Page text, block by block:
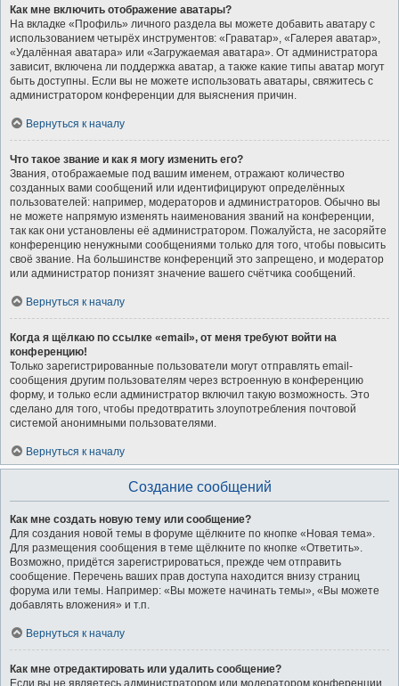
Как мне включить отображение аватары?
На вкладке «Профиль» личного раздела вы можете добавить аватару с
использованием четырёх инструментов: «Граватар», «Галерея аватар»,
«Удалённая аватара» или «Загружаемая аватара». От администратора
зависит, включена ли поддержка аватар, а также какие типы аватар могут
быть доступны. Если вы не можете использовать аватары, свяжитесь с
администратором конференции для выяснения причин.
Вернуться к началу
Что такое звание и как я могу изменить его?
Звания, отображаемые под вашим именем, отражают количество
созданных вами сообщений или идентифицируют определённых
пользователей: например, модераторов и администраторов. Обычно вы
не можете напрямую изменять наименования званий на конференции,
так как они установлены её администратором. Пожалуйста, не засоряйте
конференцию ненужными сообщениями только для того, чтобы повысить
своё звание. На большинстве конференций это запрещено, и модератор
или администратор понизят значение вашего счётчика сообщений.
Вернуться к началу
Когда я щёлкаю по ссылке «email», от меня требуют войти на
конференцию!
Только зарегистрированные пользователи могут отправлять email-
сообщения другим пользователям через встроенную в конференцию
форму, и только если администратор включил такую возможность. Это
сделано для того, чтобы предотвратить злоупотребления почтовой
системой анонимными пользователями.
Вернуться к началу
Создание сообщений
Как мне создать новую тему или сообщение?
Для создания новой темы в форуме щёлкните по кнопке «Новая тема».
Для размещения сообщения в теме щёлкните по кнопке «Ответить».
Возможно, придётся зарегистрироваться, прежде чем отправить
сообщение. Перечень ваших прав доступа находится внизу страниц
форума или темы. Например: «Вы можете начинать темы», «Вы можете
добавлять вложения» и т.п.
Вернуться к началу
Как мне отредактировать или удалить сообщение?
Если вы не являетесь администратором или модератором конференции,